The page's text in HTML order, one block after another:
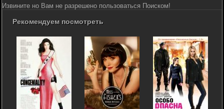
Извините но Вам не разрешено пользоваться Поиском!
Рекомендуем посмотреть